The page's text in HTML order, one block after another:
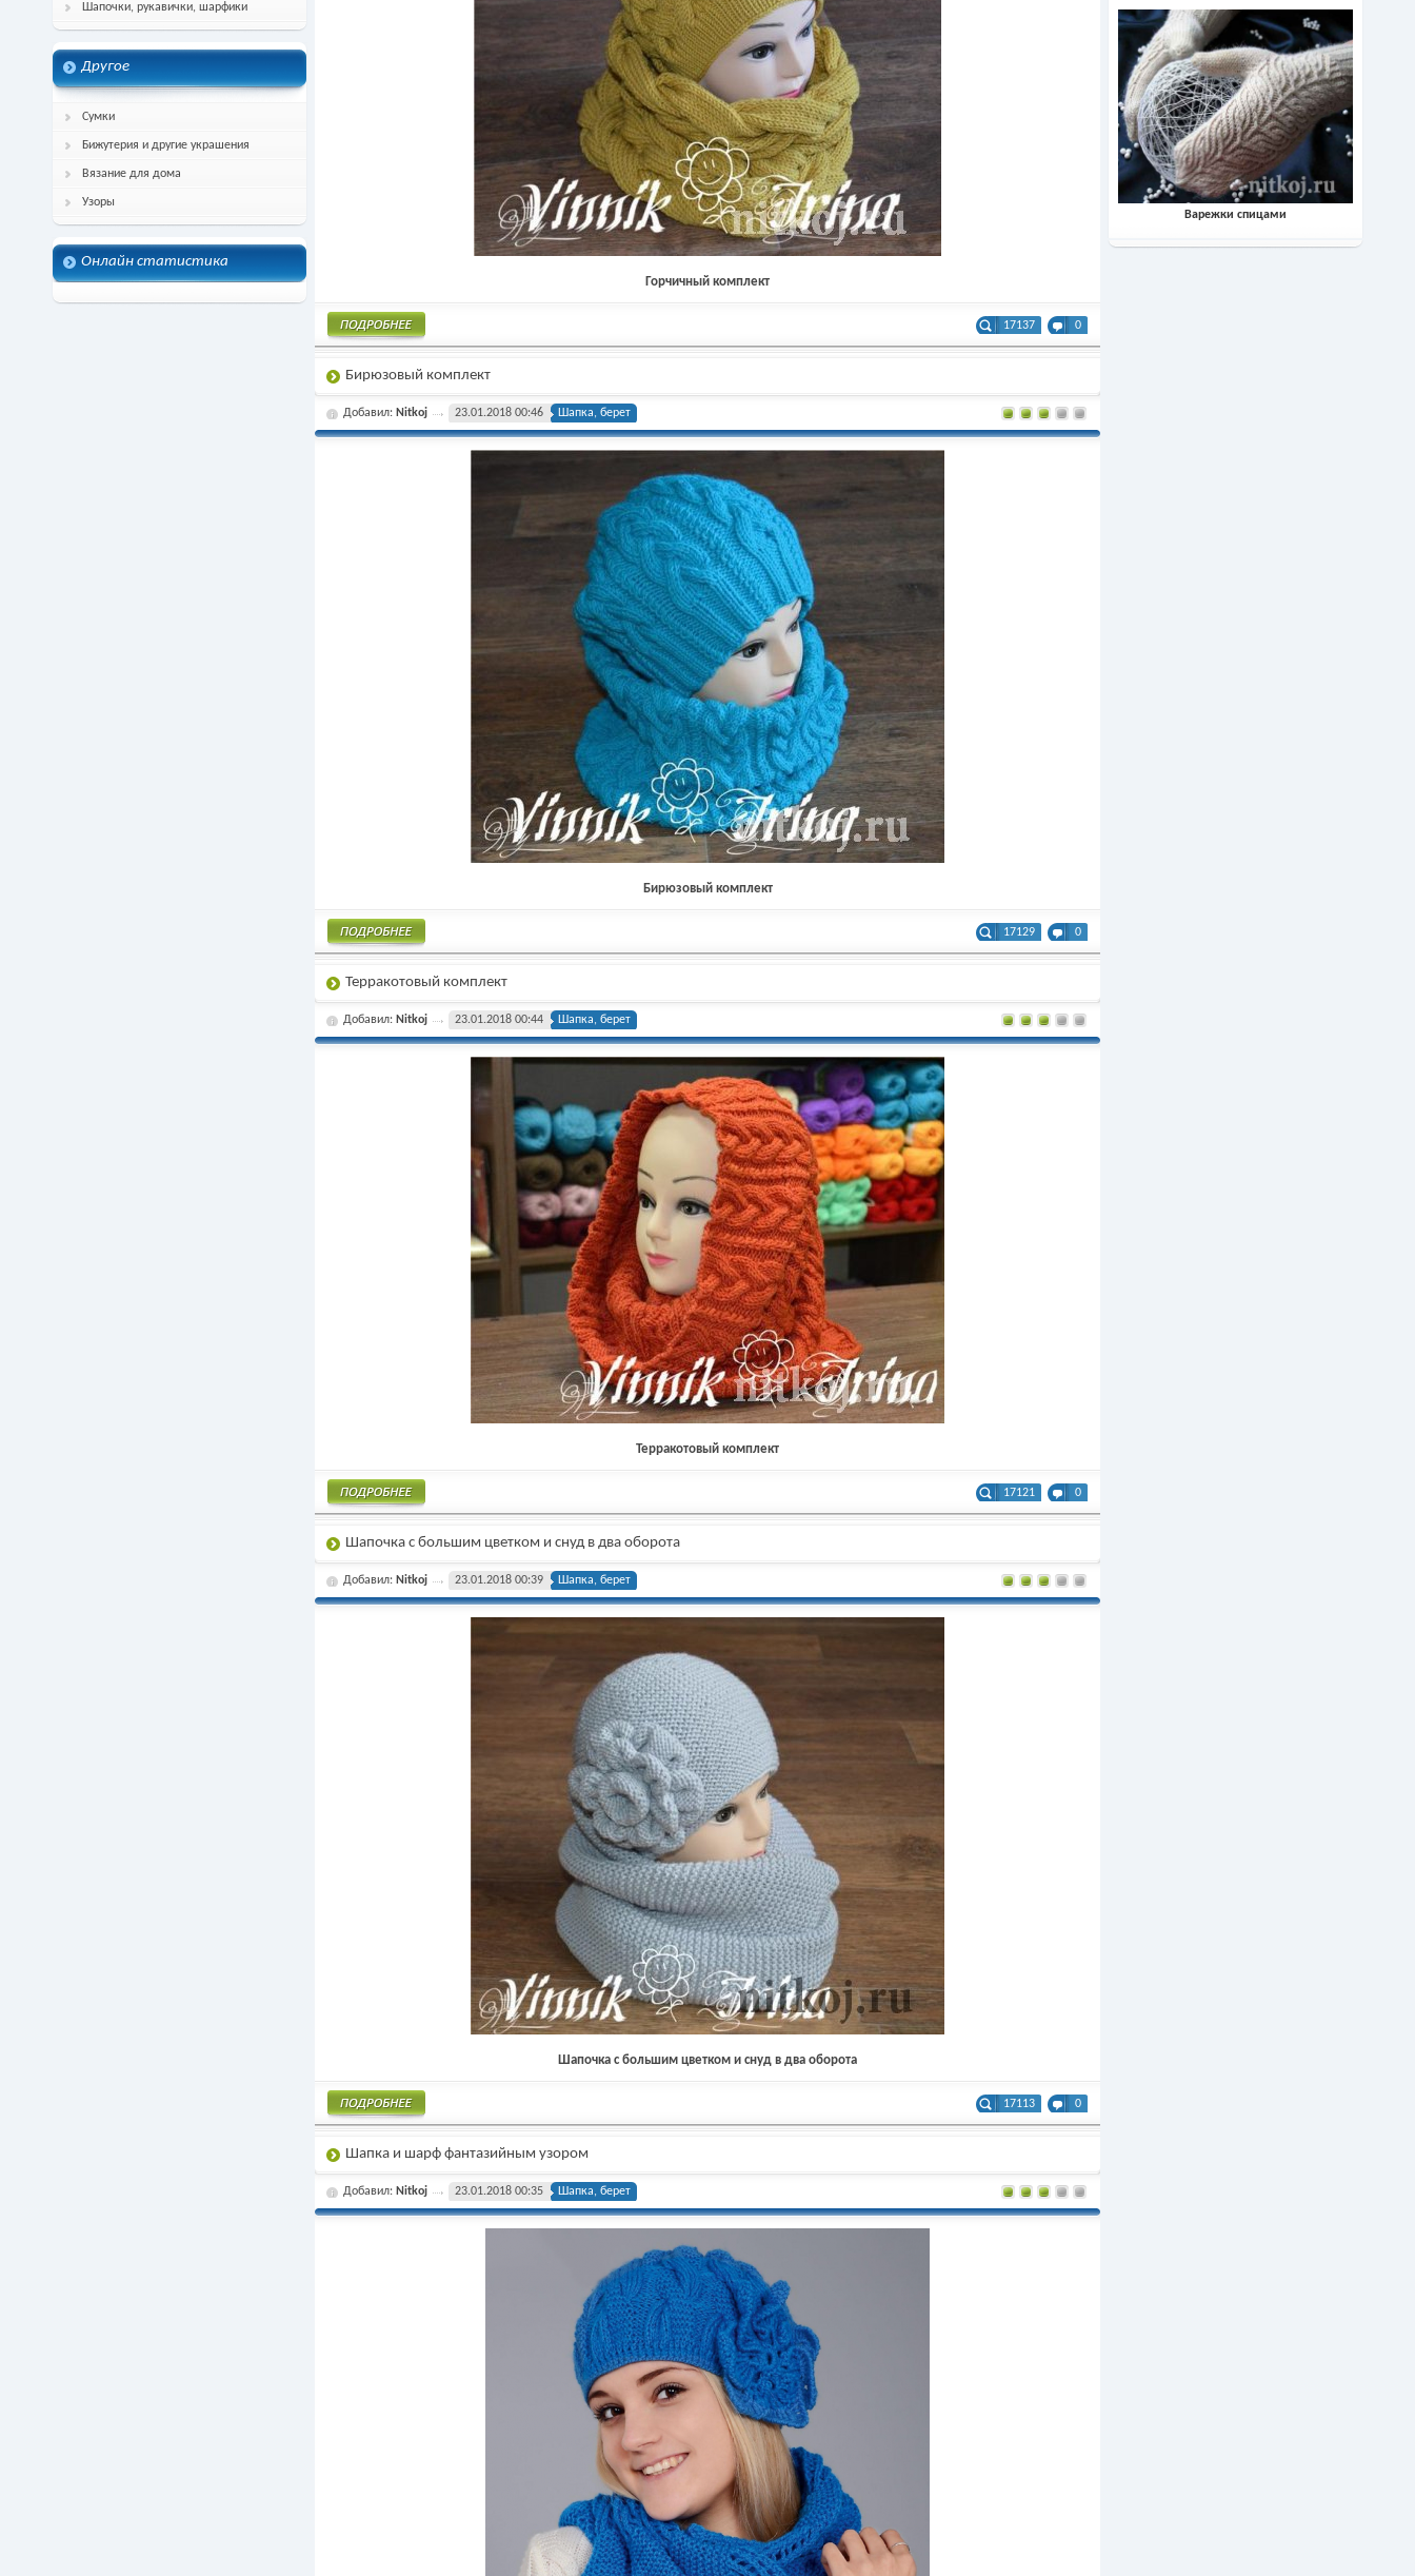
Шапочки, рукавички, шарфики
Другое
Сумки
Бижутерия и другие украшения
Вязание для дома
Узоры
Онлайн статистика
Варежки спицами
Горчичный комплект
17137 0
Бирюзовый комплект
Добавил: Nitkoj 23.01.2018 00:46 Шапка, берет
Бирюзовый комплект
17129 0
Терракотовый комплект
Добавил: Nitkoj 23.01.2018 00:44 Шапка, берет
Терракотовый комплект
17121 0
Шапочка с большим цветком и снуд в два оборота
Добавил: Nitkoj 23.01.2018 00:39 Шапка, берет
Шапочка с большим цветком и снуд в два оборота
17113 0
Шапка и шарф фантазийным узором
Добавил: Nitkoj 23.01.2018 00:35 Шапка, берет